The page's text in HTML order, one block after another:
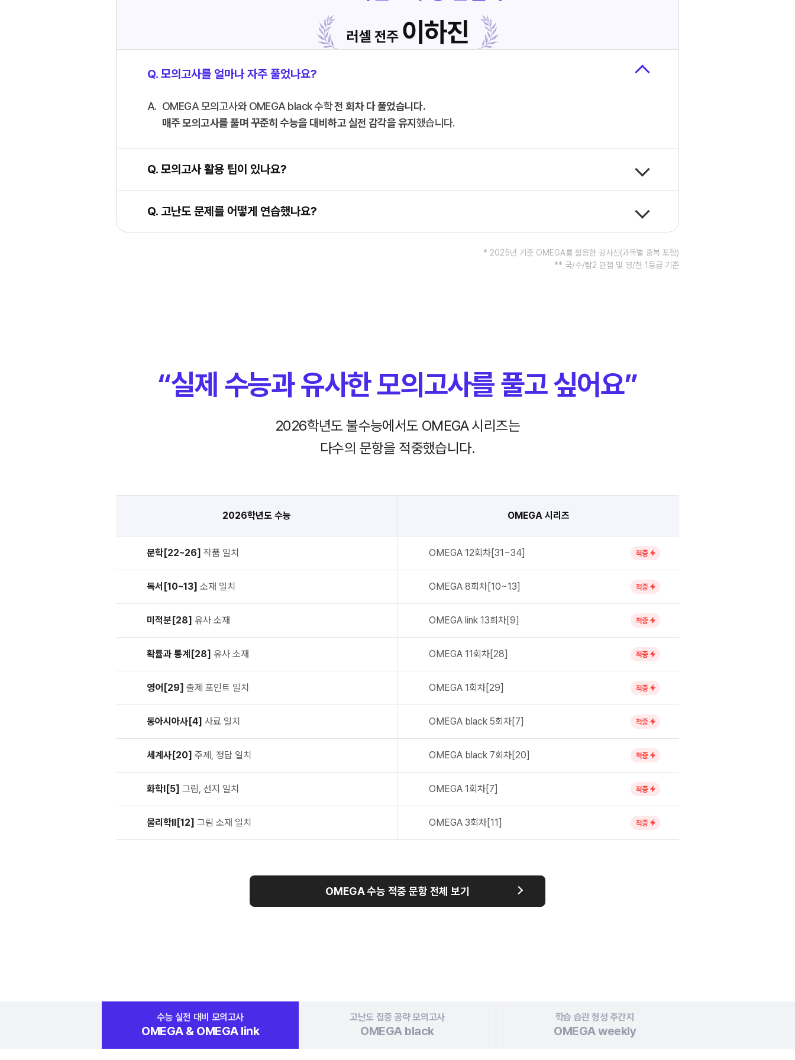
러셀 전주 이하진
Q. 모의고사를 얼마나 자주 풀었나요?
OMEGA 모의고사와 OMEGA black 수학전 회차 다 풀었습니다.
매주 모의고사를 풀며 꾸준히 수능을 대비하고 실전 감각을 유지 했습니다.
Q. 모의고사 활용 팁이 있나요?
Q. 고난도 문제를 어떻게 연습했나요?
* 2025년 기준 OMEGA를 활용한 강사진(과목별 중복 포함)
** 국/수/탐2 만점 및 영/한 1등급 기준
“실제 수능과 유사한모의고사를 풀고 싶어요”
2026학년도 불수능에서도 OMEGA 시리즈는
다수의 문항을 적중했습니다.
2026학년도 수능 OMEGA 시리즈
문학[22~26] 작품 일치 OMEGA 12회차[31~34] 적중
독서[10~13] 소재 일치 OMEGA 8회차[10~13] 적중
미적분[28] 유사 소재 OMEGA link 13회차[9] 적중
확률과 통계[28] 유사 소재 OMEGA 11회차[28] 적중
영어[29] 출제 포인트 일치 OMEGA 1회차[29] 적중
동아시아사[4] 사료 일치 OMEGA black 5회차[7] 적중
세계사[20] 주제, 정답 일치 OMEGA black 7회차[20] 적중
화학Ⅰ[5] 그림, 선지 일치 OMEGA 1회차[7] 적중
물리학Ⅱ[12] 그림 소재 일치 OMEGA 3회차[11] 적중
OMEGA 수능 적중 문항 전체 보기
수능 실전 대비 모의고사
OMEGA &OMEGA link
고난도 집중 공략모의고사
OMEGAblack
학습 습관 형성 주간지
OMEGAweekly